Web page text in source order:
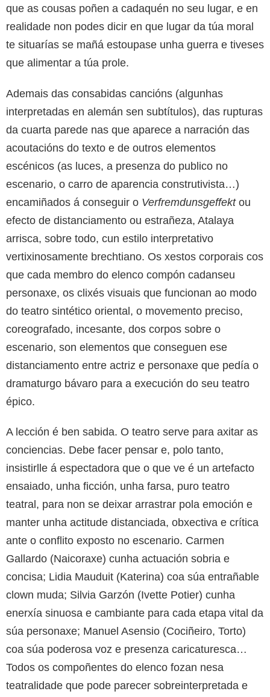
que as cousas poñen a cadaquén no seu lugar, e en
realidade non podes dicir en que lugar da túa moral
te situarías se mañá estoupase unha guerra e tiveses
que alimentar a túa prole.
Ademais das consabidas cancións (algunhas
interpretadas en alemán sen subtítulos), das rupturas
da cuarta parede nas que aparece a narración das
acoutacións do texto e de outros elementos
escénicos (as luces, a presenza do publico no
escenario, o carro de aparencia construtivista…)
encamiñados á conseguir o Verfremdunsgeffektou
efecto de distanciamento ou estrañeza, Atalaya
arrisca, sobre todo, cun estilo interpretativo
vertixinosamente brechtiano. Os xestos corporais cos
que cada membro do elenco compón cadanseu
personaxe, os clixés visuais que funcionan ao modo
do teatro sintético oriental, o movemento preciso,
coreografado, incesante, dos corpos sobre o
escenario, son elementos que conseguen ese
distanciamento entre actriz e personaxe que pedía o
dramaturgo bávaro para a execución do seu teatro
épico.
A lección é ben sabida. O teatro serve para axitar as
conciencias. Debe facer pensar e, polo tanto,
insistirlle á espectadora que o que ve é un artefacto
ensaiado, unha ficción, unha farsa, puro teatro
teatral, para non se deixar arrastrar pola emoción e
manter unha actitude distanciada, obxectiva e crítica
ante o conflito exposto no escenario. Carmen
Gallardo (Naicoraxe) cunha actuación sobria e
concisa; Lidia Mauduit (Katerina) coa súa entrañable
clown muda; Silvia Garzón (Ivette Potier) cunha
enerxía sinuosa e cambiante para cada etapa vital da
súa personaxe; Manuel Asensio (Cociñeiro, Torto)
coa súa poderosa voz e presenza caricaturesca…
Todos os compoñentes do elenco fozan nesa
teatralidade que pode parecer sobreinterpretada e